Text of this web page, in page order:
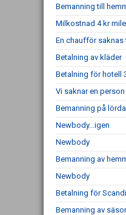
Bemanning till
Milkostnad 4 kr
En chaufför saknas
Betalning av kläder
Betalning för hotell
Vi saknar en
Bemanning på
Newbody...igen
Newbody
Bemanning av
Newbody
Betalning för
Bemanning av